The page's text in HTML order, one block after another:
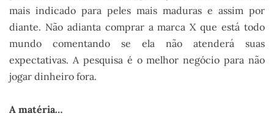
mais indicado para peles mais maduras e assim por
diante. Não adianta comprar a marca X que está todo
mundo comentando se ela não atenderá suas
expectativas. A pesquisa é o melhor negócio para não
jogar dinheiro fora.
A matéria…